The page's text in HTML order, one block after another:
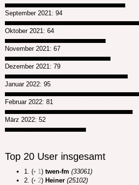
September 2021: 94
Oktober 2021: 64
November 2021: 67
Dezember 2021: 79
Januar 2022: 95
Februar 2022: 81
März 2022: 52
Top 20 User insgesamt
1. (• 1) twen-fm (33061)
2. (• 2) Heiner (25102)